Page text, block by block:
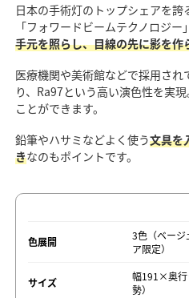
日本の手術灯のトップシェアを
「フォワードビームテクノロジー
手元を照らし、目線の先に影を作
医療機関や美術館などで採用さ
り、Ra97という高い演色性を実
ことができます。
鉛筆やハサミなどよく使う文具を
きなのもポイントです。
色展開
3色（ベージ
ア限定）
サイズ
幅191×奥
勢）